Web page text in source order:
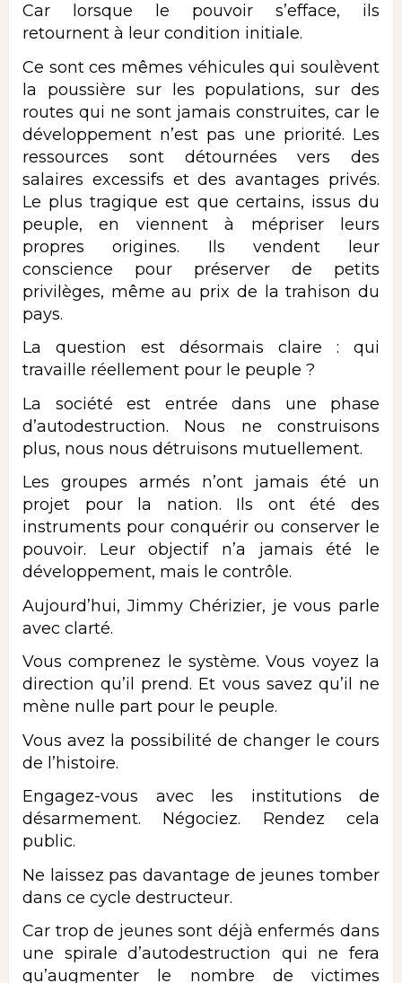
Car lorsque le pouvoir s’efface, ils
retournent à leur condition initiale.
Ce sont ces mêmes véhicules qui soulèvent
la poussière sur les populations, sur des
routes qui ne sont jamais construites, car le
développement n’est pas une priorité. Les
ressources sont détournées vers des
salaires excessifs et des avantages privés.
Le plus tragique est que certains, issus du
peuple, en viennent à mépriser leurs
propres origines. Ils vendent leur
conscience pour préserver de petits
privilèges, même au prix de la trahison du
pays.
La question est désormais claire : qui
travaille réellement pour le peuple ?
La société est entrée dans une phase
d’autodestruction. Nous ne construisons
plus, nous nous détruisons mutuellement.
Les groupes armés n’ont jamais été un
projet pour la nation. Ils ont été des
instruments pour conquérir ou conserver le
pouvoir. Leur objectif n’a jamais été le
développement, mais le contrôle.
Aujourd’hui, Jimmy Chérizier, je vous parle
avec clarté.
Vous comprenez le système. Vous voyez la
direction qu’il prend. Et vous savez qu’il ne
mène nulle part pour le peuple.
Vous avez la possibilité de changer le cours
de l’histoire.
Engagez-vous avec les institutions de
désarmement. Négociez. Rendez cela
public.
Ne laissez pas davantage de jeunes tomber
dans ce cycle destructeur.
Car trop de jeunes sont déjà enfermés dans
une spirale d’autodestruction qui ne fera
qu’augmenter le nombre de victimes